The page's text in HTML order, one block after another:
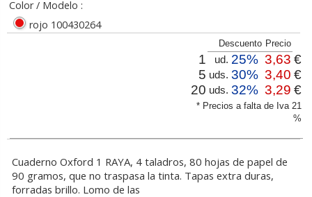
Color / Modelo :
rojo 100430264
* Precios a falta de Iva 21
%
Descuento Precio
1 ud. 25% 3,63 €
5 uds. 30% 3,40 €
20 uds. 32% 3,29 €
Cuaderno Oxford 1 RAYA, 4 taladros, 80 hojas de papel de
90 gramos, que no traspasa la tinta. Tapas extra duras,
forradas brillo. Lomo de las